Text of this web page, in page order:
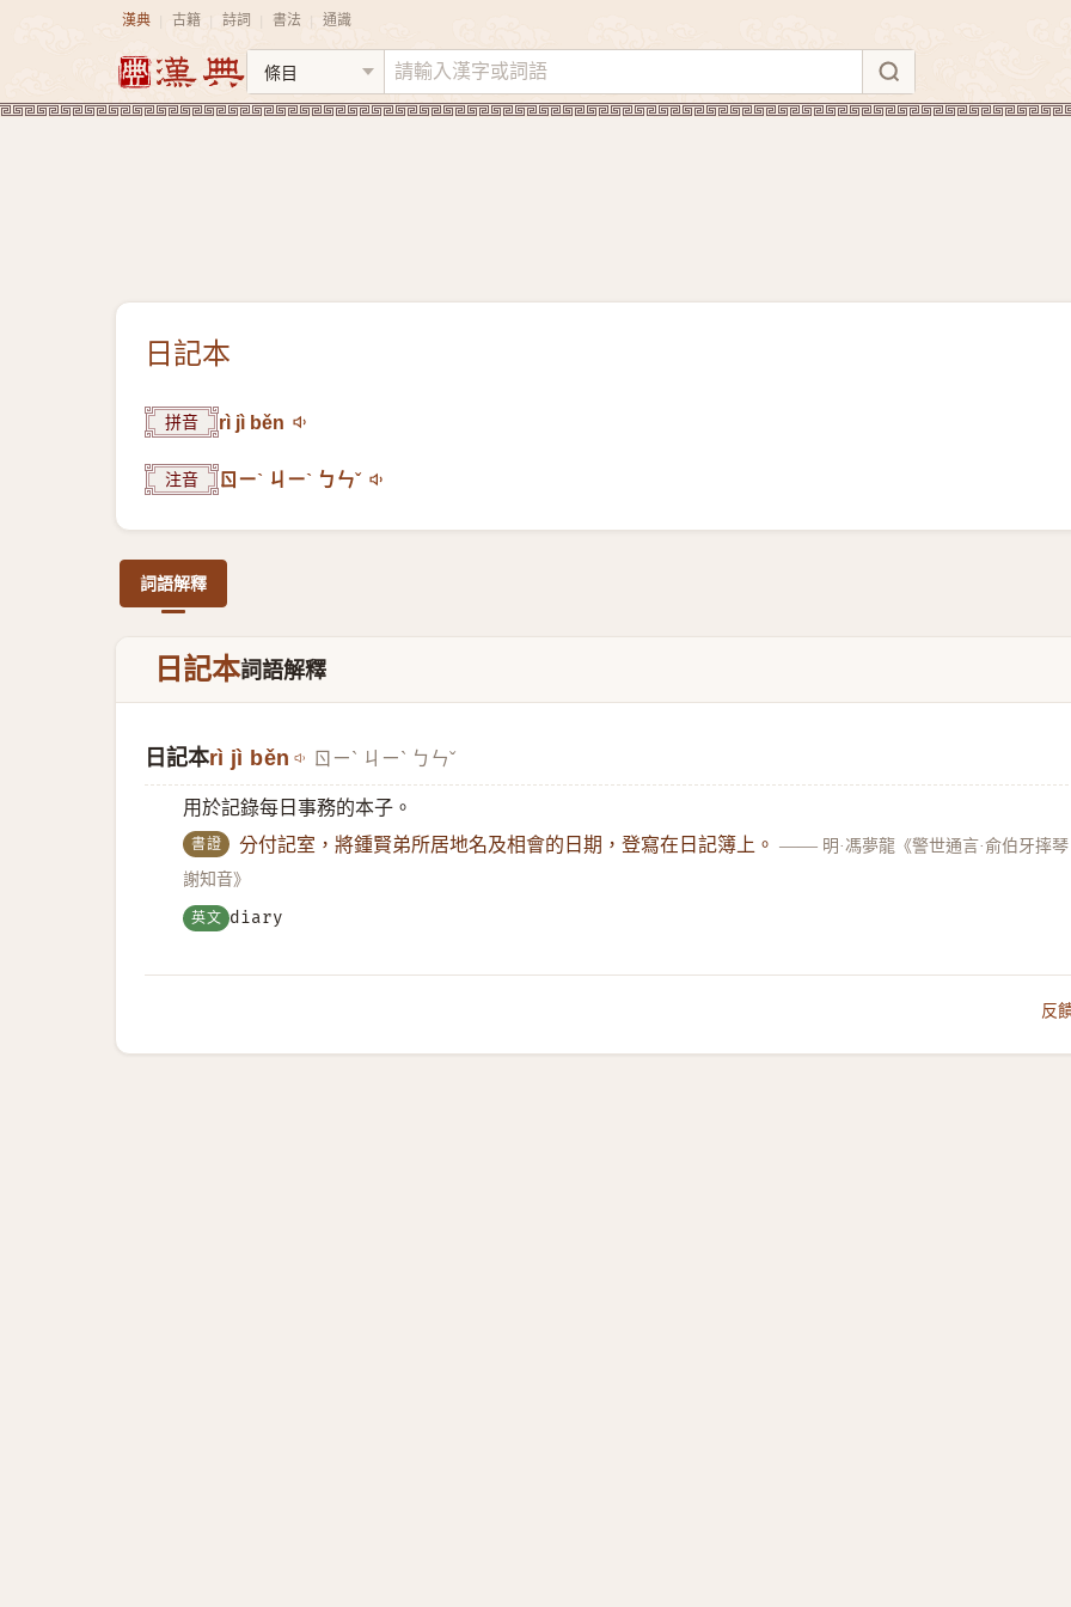
漢典 古籍 詩詞 書法 通識
日記本
拼音 rì jì běn
注音 ㄖㄧˋ ㄐㄧˋ ㄅㄣˇ
詞語解釋
日記本詞語解釋
日記本rì jì běn ㄖㄧˋ ㄐㄧˋ ㄅㄣˇ
用於記錄每日事務的本子。
書證 分付記室，將鍾賢弟所居地名及相會的日期，登寫在日記簿上。 —— 明·馮夢龍《警世通言·俞伯牙摔琴
謝知音》
英文 diary
反